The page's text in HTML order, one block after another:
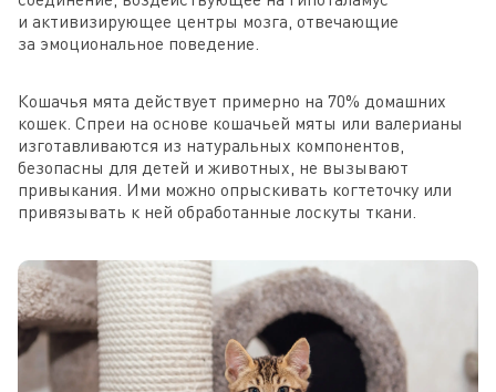
и активизирующее центры мозга, отвечающие
за эмоциональное поведение.
Кошачья мята действует примерно на 70% домашних
кошек. Спреи на основе кошачьей мяты или валерианы
изготавливаются из натуральных компонентов,
безопасны для детей и животных, не вызывают
привыкания. Ими можно опрыскивать когтеточку или
привязывать к ней обработанные лоскуты ткани.